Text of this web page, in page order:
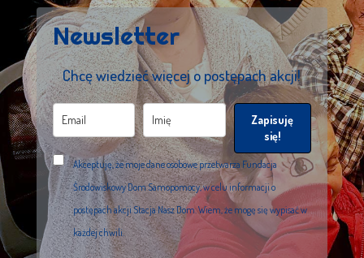
Newsletter
Chcę wiedzieć więcej o postępach akcji!
Zapisuję
się!
Akceptuję, że moje dane osobowe przetwarza Fundacja
Środowiskowy Dom Samopomocy, w celu informacji o
postępach akcji Stacja Nasz Dom. Wiem, że mogę się wypisać w
każdej chwili.